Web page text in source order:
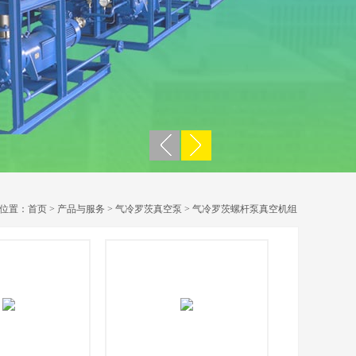
置： 首页 > 产品与服务 > 气冷罗茨真空泵 > 气冷罗茨螺杆泵真空机组